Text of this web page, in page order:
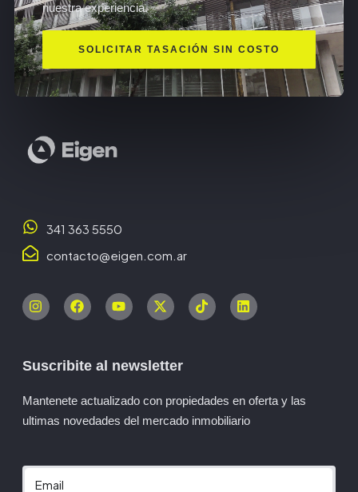
nuestra experiencia.
SOLICITAR TASACIÓN SIN COSTO
341 363 5550
contacto@eigen.com.ar
Suscribite al newsletter
Mantenete actualizado con propiedades en oferta y las
ultimas novedades del mercado inmobiliario